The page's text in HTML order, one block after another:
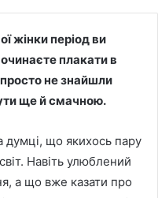
жінки період ви
плакати в
не знайшли
ще й смачною.
думці, що якихось пару
Навіть улюблений
а що вже казати про